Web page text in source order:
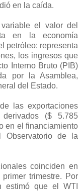
en la caída.
el valor del
en la economía
petróleo: representa
los ingresos que
Interno Bruto (PIB)
por la Asamblea,
del Estado.
las exportaciones
($ 5.785
en el financiamiento
de la
coinciden en
trimestre. Por
estimó que el WTI